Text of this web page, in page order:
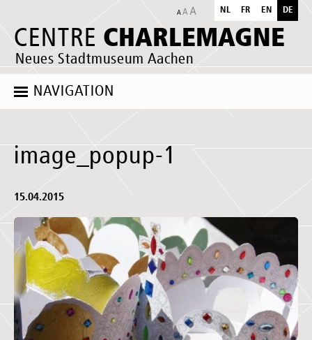
CENTRE CHARLEMAGNE
Neues Stadtmuseum Aachen
NL FR EN DE
NAVIGATION
image_popup-1
15.04.2015